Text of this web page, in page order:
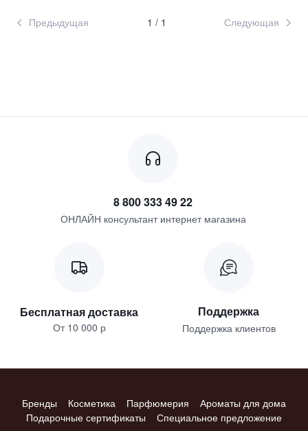
Предыдущая 1 / 1 Следующая
8 800 333 49 22
ОНЛАЙН консультант интернет магазина
Бесплатная доставка
От 10 000 р
Поддержка
Поддержка клиентов
Бренды Косметика Парфюмерия
Ароматы для дома
Подарочные сертификаты
Специальное предложение